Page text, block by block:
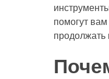
помогут
продолжать